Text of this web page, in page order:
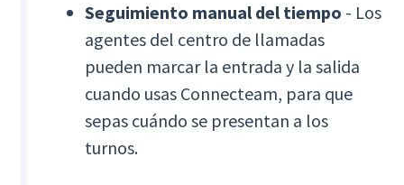
Seguimiento manual del tiempo - Los
agentes del centro de llamadas
pueden marcar la entrada y la salida
cuando usas Connecteam, para que
sepas cuándo se presentan a los
turnos.